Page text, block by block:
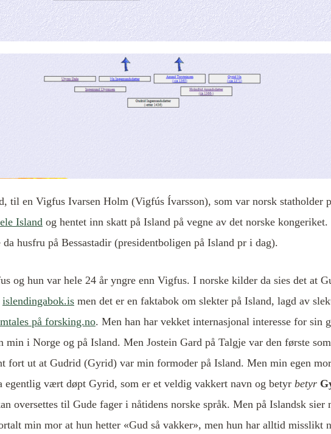
til en Vigfus Ivarsen Holm (Vigfús Ívarsson), som var norsk
Island og hentet inn skatt på Island på vegne av det norske
husfru på Bessastadir (presidentboligen på Island pr i dag).
og hun var hele 24 år yngre enn Vigfus. I norske kilder da sies det at
islendingabok.is men det er en faktabok om slekter på Island, lagd av
på forsking.no. Men han har vekket internasjonal interesse for sin
min i Norge og på Island. Men Jostein Gard på Talgje var den første
fort ut at Gudrid (Gyrid) var min formoder på Island. Men min egen
egentlig vært døpt Gyrid, som er et veldig vakkert navn og betyr betyr
oversettes til Gude fager i nåtidens norske språk. Men på Islandsk
min mor at hun hetter «Gud så vakker», men hun har alltid